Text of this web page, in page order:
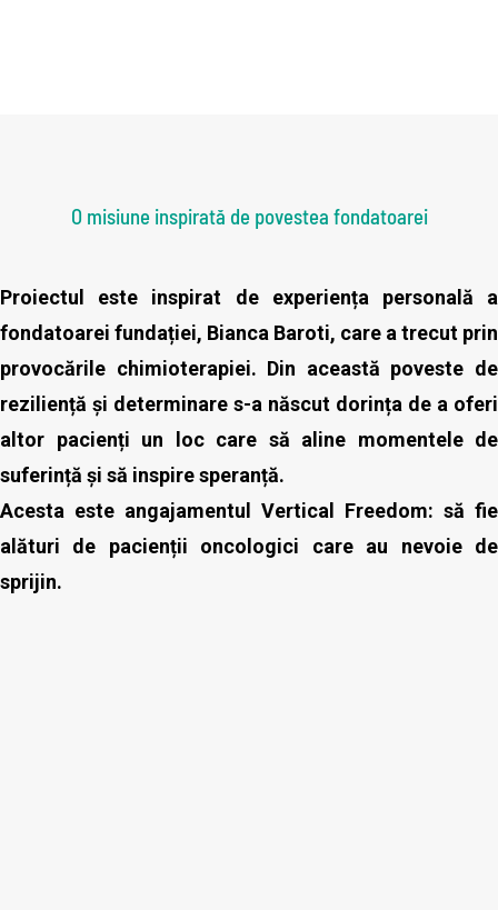
O misiune inspirată de povestea fondatoarei
Proiectul este inspirat de experiența personală a
fondatoarei fundației, Bianca Baroti, care a trecut prin
provocările chimioterapiei. Din această poveste de
reziliență și determinare s-a născut dorința de a oferi
altor pacienți un loc care să aline momentele de
suferință și să inspire speranță.
Acesta este angajamentul Vertical Freedom: să fie
alături de pacienții oncologici care au nevoie de
sprijin.